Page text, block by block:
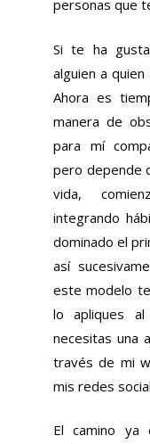
personas que
Si te ha
alguien a
Ahora es
manera de
para mí
pero depende
vida,
integrando
dominado el
así
este modelo
lo apliques
necesitas una
través de mi
mis redes
El camino ya